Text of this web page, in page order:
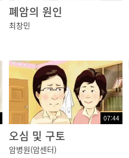
폐암의 원인
최창민
07:44
오심 및 구토
암병원(암센터)